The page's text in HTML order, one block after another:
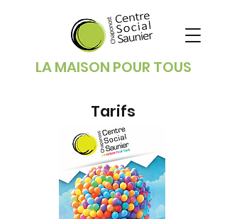
LA MAISON POUR TOUS
Tarifs